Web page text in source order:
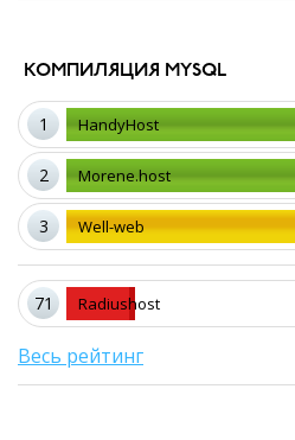
КОМПИЛЯЦИЯ MYSQL
1 HandyHost
2 Morene.host
3 Well-web
71 Radiushost
Весь рейтинг